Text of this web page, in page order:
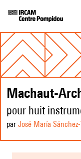
Machaut-
pour huit
par José María